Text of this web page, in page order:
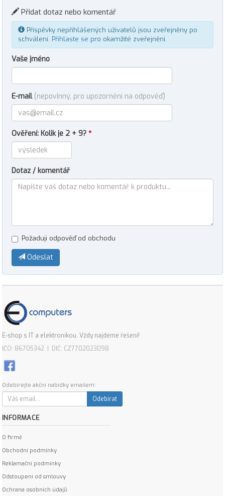
Přidat dotaz nebo komentář
Příspěvky nepřihlášených uživatelů jsou zveřejněny po
schválení. Přihlaste se pro okamžité zveřejnění.
Vaše jméno
E-mail (nepovinný, pro upozornění na odpověď)
Ověření: Kolik je 2 + 9? *
Dotaz / komentář
Požaduji odpověď od obchodu
Odeslat
E-shop s IT a elektronikou. Vždy najdeme řešení!
IČO: 86705342 | DIČ: CZ7702023098
Odebírejte akční nabídky emailem:
Odebírat
INFORMACE
O firmě
Obchodní podmínky
Reklamační podmínky
Odstoupení od smlouvy
Ochrana osobních údajů